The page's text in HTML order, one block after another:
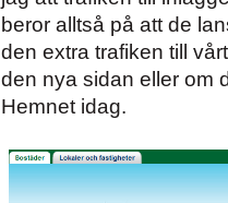
beror alltså på att de
den extra trafiken till
den nya sidan eller om
Hemnet idag.